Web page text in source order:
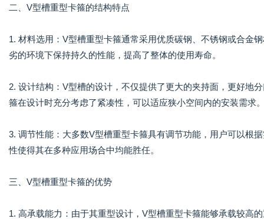
二、V型槽重型卡箍的结构特点
1. 材料选用：V型槽重型卡箍通常采用优质碳钢、不锈钢或合金
劣的环境下保持持久的性能，提高了整体的使用寿命。
2. 设计结构：V型槽的设计，不仅提供了更大的夹持面，更好地
箍在设计时充分考虑了紧凑性，可以适应狭小空间内的安装需求
3. 调节性能：大多数V型槽重型卡箍具有调节功能，用户可以根
性使得其在多种应用场合中均能胜任。
三、V型槽重型卡箍的优势
1. 高承载能力：由于其重型设计，V型槽重型卡箍能够承载较高